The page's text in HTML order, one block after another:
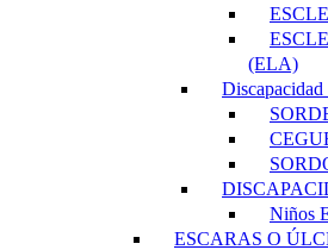
(ELA)
Discapacidad
Niños
ESCARAS O